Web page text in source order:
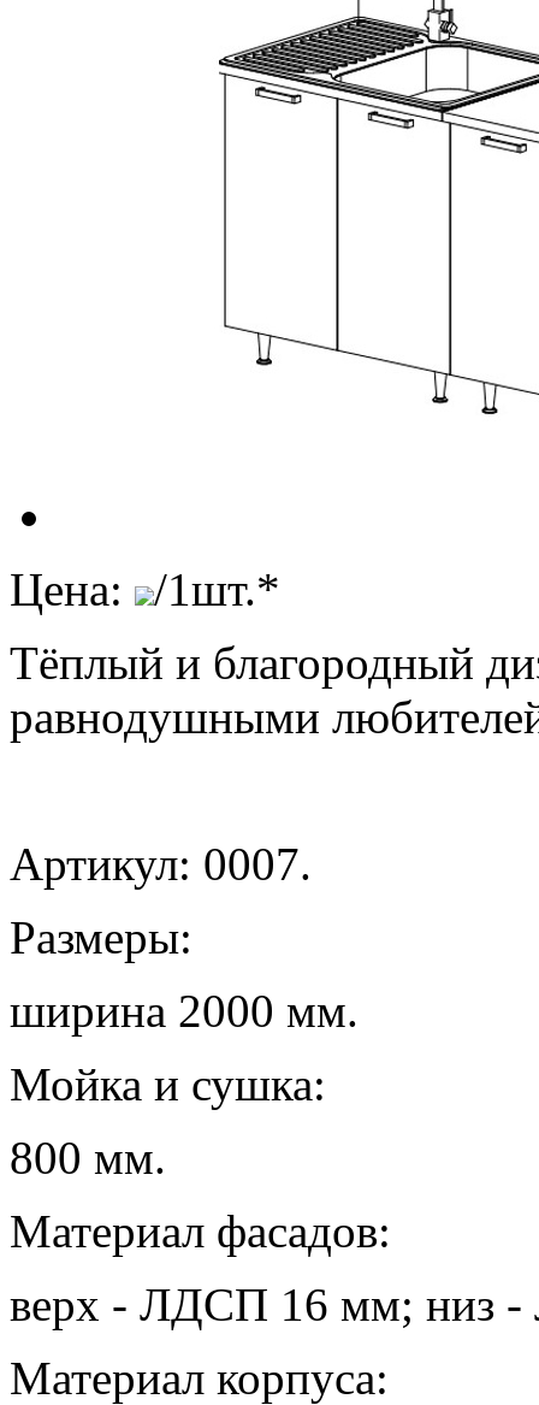
Цена:
/1шт.*
Тёплый и благородный
равнодушными
Артикул: 0007.
Размеры:
ширина 2000 мм.
Мойка и сушка:
800 мм.
Материал фасадов:
верх - ЛДСП 16 мм; низ
Материал корпуса: